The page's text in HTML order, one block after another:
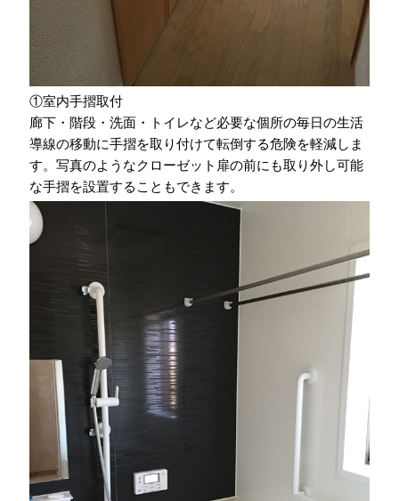
①室内手摺取付
廊下・階段・洗面・トイレなど必要な個所の毎日の生活
導線の移動に手摺を取り付けて転倒する危険を軽減しま
す。写真のようなクローゼット扉の前にも取り外し可能
な手摺を設置することもできます。